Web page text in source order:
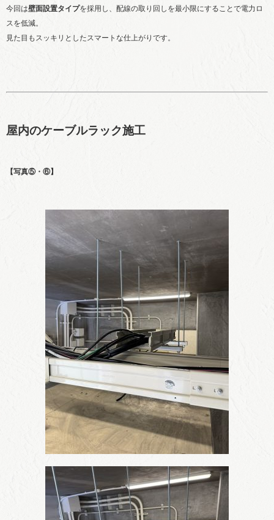
今回は壁面設置タイプを採用し、配線の取り回しを最小限にすることで電力ロ
スを低減。
見た目もスッキリとしたスマートな仕上がりです。
屋内のケーブルラック施工
【写真⑤・⑥】